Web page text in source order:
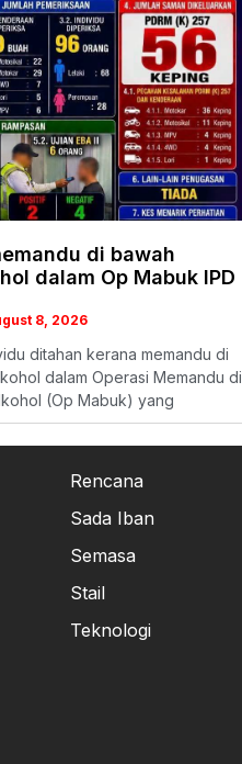
di bawah
dalam Op Mabuk IPD
8, 2026
ditahan kerana memandu di
dalam Operasi Memandu di
(Op Mabuk) yang
Rencana
Sada Iban
Semasa
Stail
Teknologi